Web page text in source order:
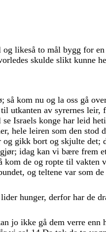
og likeså to mål bygg for en
skulde slikt kunne
; så kom nu og la oss gå
til utkanten av syrernes leir,
se Israels konge har leid
, hele leiren som den stod
og gikk bort og skjulte det;
gjør; idag kan vi bære frem
kom de og ropte til vakten
, og teltene var som de
lider hunger, derfor har de
jo ikke gå dem verre enn